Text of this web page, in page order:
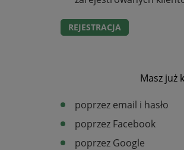
REJESTRACJA
Masz już
poprzez email i hasło
poprzez Facebook
poprzez Google